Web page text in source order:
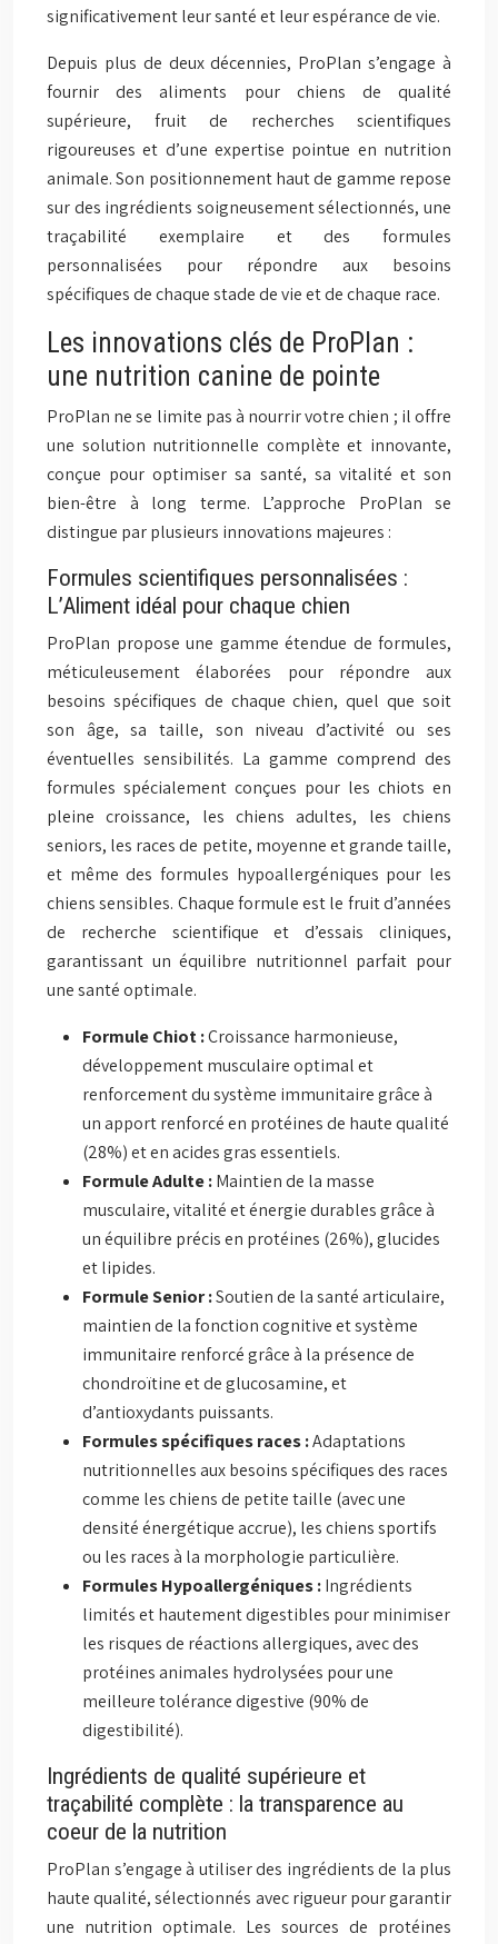
significativement leur santé et leur espérance de vie.
Depuis plus de deux décennies, ProPlan s’engage à
fournir des aliments pour chiens de qualité
supérieure, fruit de recherches scientifiques
rigoureuses et d’une expertise pointue en nutrition
animale. Son positionnement haut de gamme repose
sur des ingrédients soigneusement sélectionnés, une
traçabilité exemplaire et des formules
personnalisées pour répondre aux besoins
spécifiques de chaque stade de vie et de chaque race.
Les innovations clés de ProPlan :
une nutrition canine de pointe
ProPlan ne se limite pas à nourrir votre chien ; il offre
une solution nutritionnelle complète et innovante,
conçue pour optimiser sa santé, sa vitalité et son
bien-être à long terme. L’approche ProPlan se
distingue par plusieurs innovations majeures :
Formules scientifiques personnalisées :
L’Aliment idéal pour chaque chien
ProPlan propose une gamme étendue de formules,
méticuleusement élaborées pour répondre aux
besoins spécifiques de chaque chien, quel que soit
son âge, sa taille, son niveau d’activité ou ses
éventuelles sensibilités. La gamme comprend des
formules spécialement conçues pour les chiots en
pleine croissance, les chiens adultes, les chiens
seniors, les races de petite, moyenne et grande taille,
et même des formules hypoallergéniques pour les
chiens sensibles. Chaque formule est le fruit d’années
de recherche scientifique et d’essais cliniques,
garantissant un équilibre nutritionnel parfait pour
une santé optimale.
Formule Chiot :Croissance harmonieuse,
développement musculaire optimal et
renforcement du système immunitaire grâce à
un apport renforcé en protéines de haute qualité
(28%) et en acides gras essentiels.
Formule Adulte :Maintien de la masse
musculaire, vitalité et énergie durables grâce à
un équilibre précis en protéines (26%), glucides
et lipides.
Formule Senior :Soutien de la santé articulaire,
maintien de la fonction cognitive et système
immunitaire renforcé grâce à la présence de
chondroïtine et de glucosamine, et
d’antioxydants puissants.
Formules spécifiques races :Adaptations
nutritionnelles aux besoins spécifiques des races
comme les chiens de petite taille (avec une
densité énergétique accrue), les chiens sportifs
ou les races à la morphologie particulière.
Formules Hypoallergéniques :Ingrédients
limités et hautement digestibles pour minimiser
les risques de réactions allergiques, avec des
protéines animales hydrolysées pour une
meilleure tolérance digestive (90% de
digestibilité).
Ingrédients de qualité supérieure et
traçabilité complète : la transparence au
coeur de la nutrition
ProPlan s’engage à utiliser des ingrédients de la plus
haute qualité, sélectionnés avec rigueur pour garantir
une nutrition optimale. Les sources de protéines